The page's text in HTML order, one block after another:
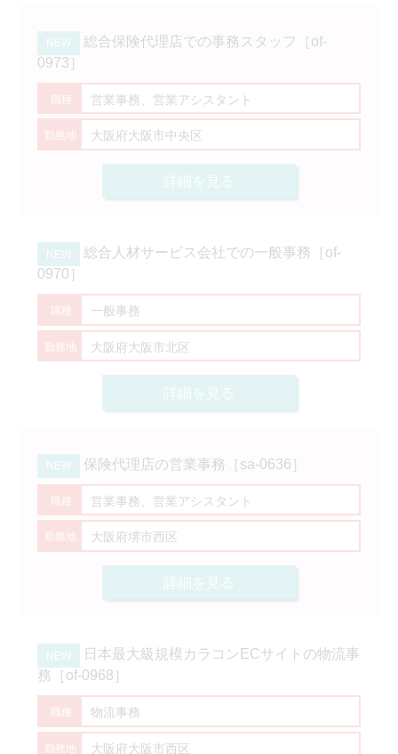
総合保険代理店での事務スタッフ［of-
0973］
営業事務、営業アシスタント
大阪府大阪市中央区
詳細を見る
総合人材サービス会社での一般事務［of-
0970］
一般事務
大阪府大阪市北区
詳細を見る
保険代理店の営業事務［sa-0636］
営業事務、営業アシスタント
大阪府堺市西区
詳細を見る
日本最大級規模カラコンECサイトの物流事
務［of-0968］
物流事務
大阪府大阪市西区